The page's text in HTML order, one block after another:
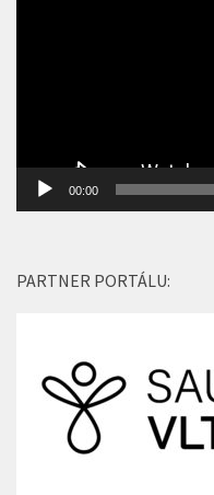
00:00
PARTNER PORTÁLU: